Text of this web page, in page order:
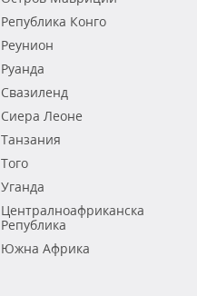
Република Конго
Реунион
Руанда
Свазиленд
Сиера Леоне
Танзания
Того
Уганда
Централноафриканска
Република
Южна Африка